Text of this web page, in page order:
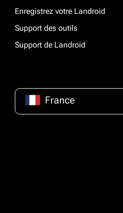
Enregistrez votre Landroid
Support des outils
Support de Landroid
France